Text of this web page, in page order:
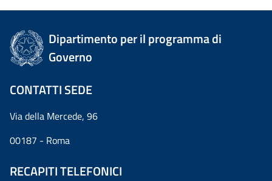
Dipartimento per il programma di
Governo
CONTATTI SEDE
Via della Mercede, 96
00187 - Roma
RECAPITI TELEFONICI